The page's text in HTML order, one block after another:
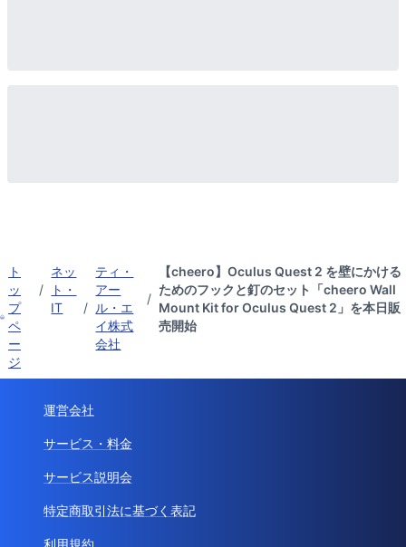
ト
ッ
プ
ペ
ー
ジ
/
ネッ
ト・
IT
/
ティ・
アー
ル・エ
イ株式
会社
/
【cheero】Oculus Quest 2 を壁にかける
ためのフックと釘のセット「cheero Wall
Mount Kit for Oculus Quest 2」を本日販
売開始
運営会社
サービス・料金
サービス説明会
特定商取引法に基づく表記